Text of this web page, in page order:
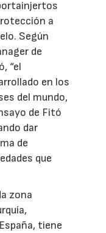
a
Según
de
“el
en los
del mundo,
de Fitó
dar
de
que
zona
tiene